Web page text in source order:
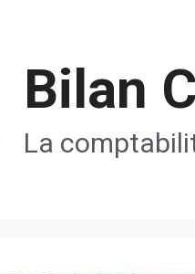
Bilan
La